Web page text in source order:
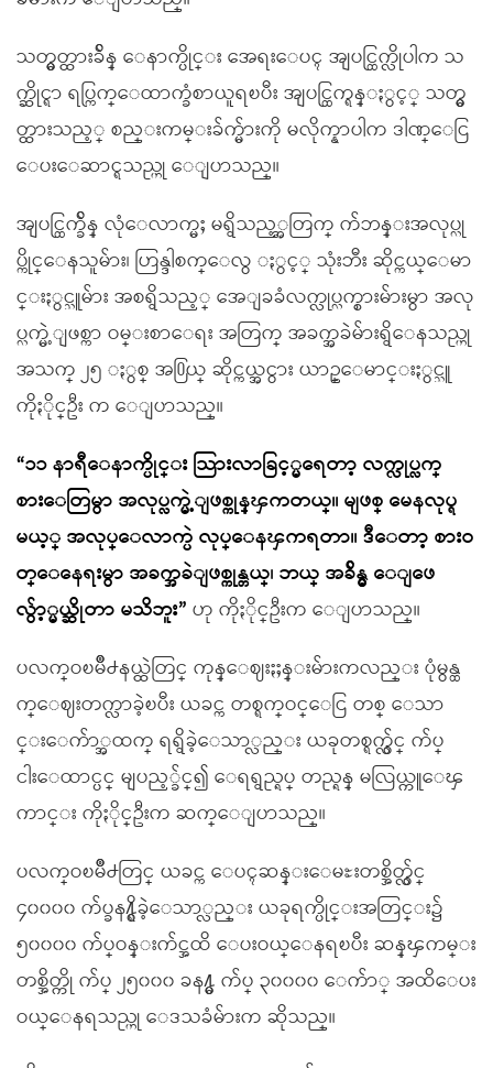
သတ္မွတ္ထားခ်ိန္ ေနာက္ပိုင္း အေရးေပၚ အျပင္ထြက္လိုပါက သ
က္ဆိုင္ရာ ရပ္ကြက္ေထာက္ခံစာယူရၿပီး အျပင္ထြက္ရန္ႏွင့္ သတ္မွ
တ္ထားသည့္ စည္းကမ္းခ်က္မ်ားကို မလိုက္နာပါက ဒါဏ္ေငြ
ေပးေဆာင္ရသည္ဟု ေျပာသည္။
အျပင္ထြက္ခ်ိန္ လုံေလာက္မႈ မရွိသည့္အတြက္ က်ဘန္းအလုပ္လု
ပ္ကိုင္ေနသူမ်ား၊ ဟြန္ဒါစက္ေလွ ႏွင့္ သုံးဘီး ဆိုင္ကယ္ေမာ
င္းႏွင္သူမ်ား အစရွိသည့္ အေျခခံလက္လုပ္လက္စားမ်ားမွာ အလု
ပ္လက္မဲ့ျဖစ္ကာ ဝမ္းစာေရး အတြက္ အခက္အခဲမ်ားရွိေနသည္ဟု
အသက္ ၂၅ ႏွစ္ အ႐ြယ္ ဆိုင္ကယ္အငွား ယာဥ္ေမာင္းႏွင္သူ
ကိုႏိုင္ဦး က ေျပာသည္။
“၁၁ နာရီေနာက္ပိုင္း သြားလာခြင့္မရေတာ့ လက္လုပ္လက္
စားေတြမွာ အလုပ္လက္မဲ့ျဖစ္ကုန္ၾကတယ္။ မျဖစ္ မေနလုပ္ရ
မယ့္ အလုပ္ေလာက္ပဲ လုပ္ေနၾကရတာ။ ဒီေတာ့ စားဝ
တ္ေနေရးမွာ အခက္အခဲျဖစ္ကုန္တယ္၊ ဘယ္ အခ်ိန္မွ ေျဖေ
လွ်ာ့္မယ္ဆိုတာ မသိဘူး” ဟု ကိုႏိုင္ဦးက ေျပာသည္။
ပလက္ဝၿမိဳ႕နယ္ထဲတြင္ ကုန္ေဈးႏႈန္းမ်ားကလည္း ပုံမွန္ထ
က္ေဈးတက္လာခဲ့ၿပီး ယခင္က တစ္ရက္ဝင္ေငြ တစ္ ေသာ
င္းေက်ာ္အထက္ ရရွိခဲ့ေသာ္လည္း ယခုတစ္ရက္လွ်င္ က်ပ္
ငါးေထာင္ပင္ မျပည့္ခ်င္၍ ေရရွည္ရပ္ တည္ရန္ မလြယ္ကူေၾ
ကာင္း ကိုႏိုင္ဦးက ဆက္ေျပာသည္။
ပလက္ဝၿမိဳ႕တြင္ ယခင္က ေပၚဆန္းေမႊးတစ္အိတ္လွ်င္
၄၀၀၀၀ က်ပ္ခန႔္ရွိခဲ့ေသာ္လည္း ယခုရက္ပိုင္းအတြင္း၌
၅၀၀၀၀ က်ပ္ဝန္းက်င္အထိ ေပးဝယ္ေနရၿပီး ဆန္ၾကမ္း
တစ္အိတ္ကို က်ပ္ ၂၅၀၀၀ ခန႔္မွ က်ပ္ ၃၀၀၀၀ ေက်ာ္ အထိေပး
ဝယ္ေနရသည္ဟု ေဒသခံမ်ားက ဆိုသည္။